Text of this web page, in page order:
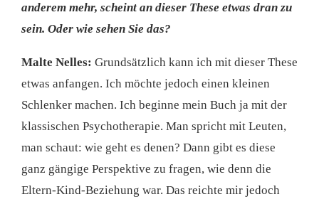
anderem mehr, scheint an dieser These etwas dran zu
sein. Oder wie sehen Sie das?
Malte Nelles: Grundsätzlich kann ich mit dieser These
etwas anfangen. Ich möchte jedoch einen kleinen
Schlenker machen. Ich beginne mein Buch ja mit der
klassischen Psychotherapie. Man spricht mit Leuten,
man schaut: wie geht es denen? Dann gibt es diese
ganz gängige Perspektive zu fragen, wie denn die
Eltern-Kind-Beziehung war. Das reichte mir jedoch